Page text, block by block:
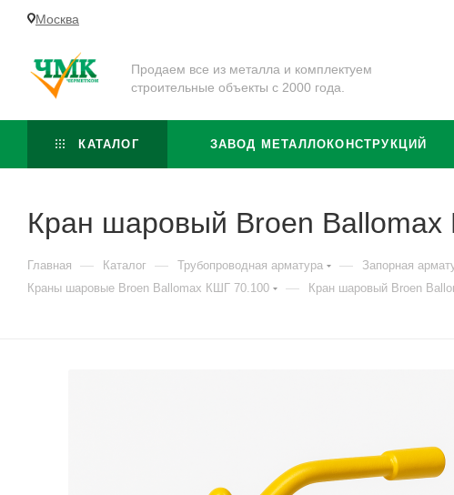
Москва
Продаем все из металла и комплектуем
строительные объекты с 2000 года.
КАТАЛОГ ЗАВОД МЕТАЛЛОКОНСТРУКЦИЙ
Кран шаровый Broen
Главная — Каталог — Трубопроводная арматура — Запорная
Краны шаровые Broen Ballomax КШГ 70.100 — Кран шаровый Broen